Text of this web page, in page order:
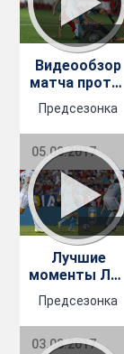
Видеообзор
матча против
Химнастика в
Таррагоне
Предсезонка
05.08.2017
Лучшие
моменты Лео
турне по США
Предсезонка
03.08.2017